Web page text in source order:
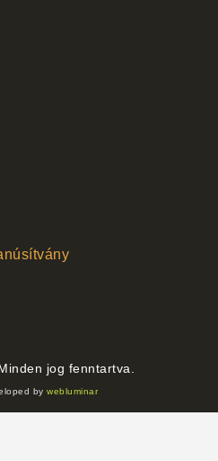
jog fenntartva.
by webluminar